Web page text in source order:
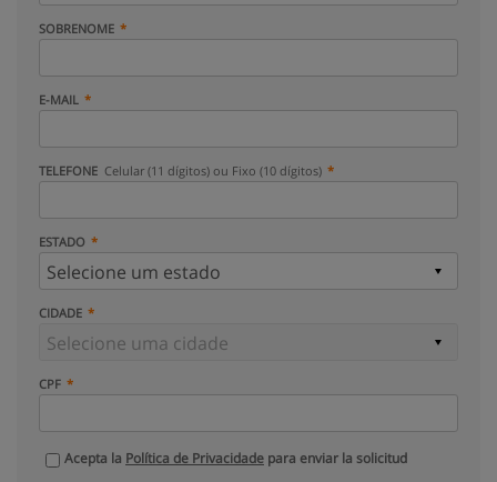
SOBRENOME
E-MAIL
TELEFONE Celular (11 dígitos) ou Fixo (10 dígitos)
ESTADO
CIDADE
CPF
Acepta la Política de Privacidade para enviar la solicitud